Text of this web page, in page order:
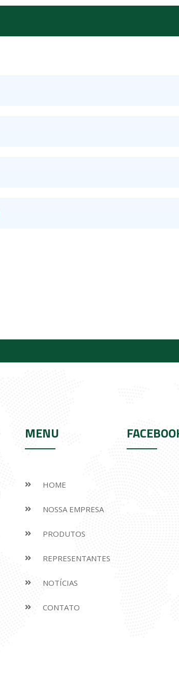
MENU
HOME
NOSSA EMPRESA
PRODUTOS
REPRESENTANTES
NOTÍCIAS
CONTATO